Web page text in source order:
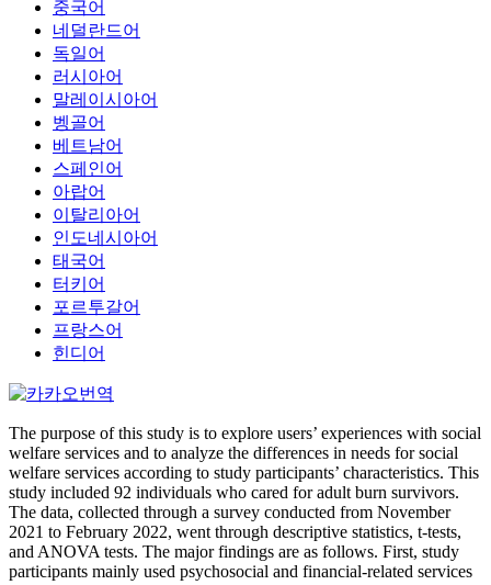
중국어
네덜란드어
독일어
러시아어
말레이시아어
벵골어
베트남어
스페인어
아랍어
이탈리아어
인도네시아어
태국어
터키어
포르투갈어
프랑스어
힌디어
The purpose of this study is to explore users’ experiences with social
welfare services and to analyze the differences in needs for social
welfare services according to study participants’ characteristics. This
study included 92 individuals who cared for adult burn survivors.
The data, collected through a survey conducted from November
2021 to February 2022, went through descriptive statistics, t-tests,
and ANOVA tests. The major findings are as follows. First, study
participants mainly used psychosocial and financial-related services